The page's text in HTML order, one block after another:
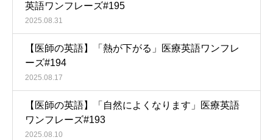
英語ワンフレーズ#195
2025.08.31
【医師の英語】「熱が下がる」医療英語ワンフレ
ーズ#194
2025.08.17
【医師の英語】「自然によくなります」医療英語
ワンフレーズ#193
2025.08.10